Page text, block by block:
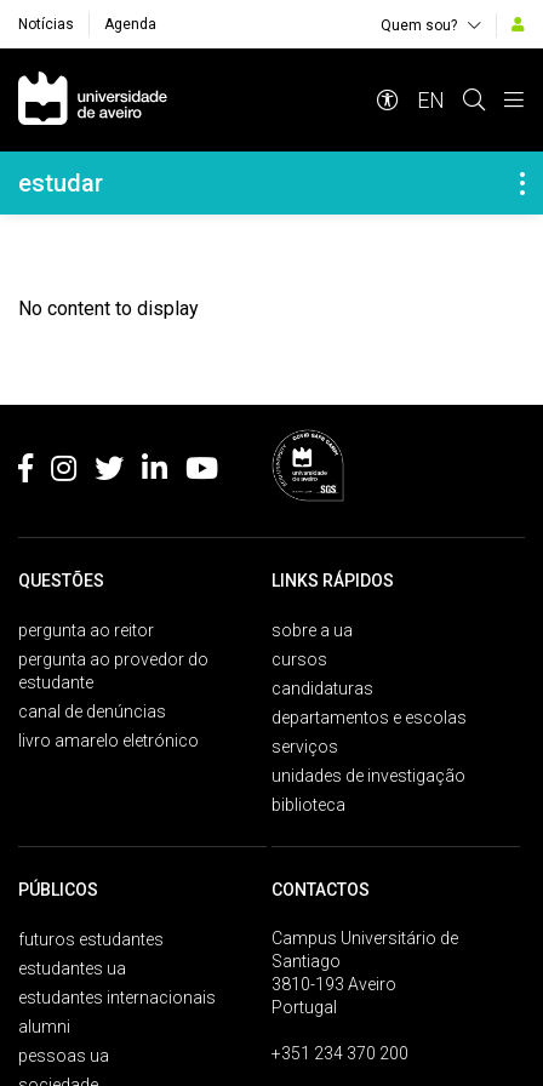
Notícias Agenda Quem sou?
Navegação Principal
EN
Navegação Lateral
estudar
No content to display
QUESTÕES
pergunta ao reitor
pergunta ao provedor do
estudante
canal de denúncias
livro amarelo eletrónico
LINKS RÁPIDOS
sobre a ua
cursos
candidaturas
departamentos e escolas
serviços
unidades de investigação
biblioteca
PÚBLICOS
futuros estudantes
estudantes ua
estudantes internacionais
alumni
pessoas ua
CONTACTOS
Campus Universitário de
Santiago
3810-193 Aveiro
Portugal
+351 234 370 200